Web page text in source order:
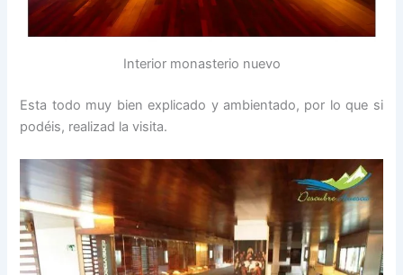
Interior monasterio nuevo
Esta todo muy bien explicado y ambientado, por lo que si
podéis, realizad la visita.